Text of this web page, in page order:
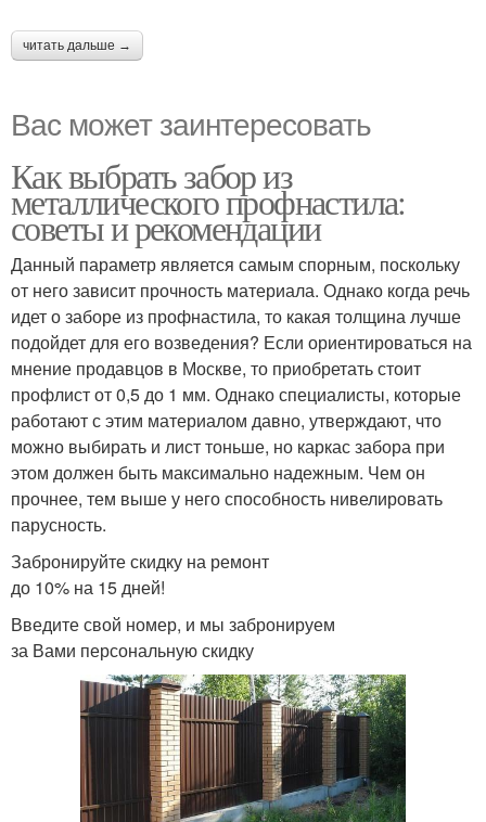
читать дальше →
Вас может заинтересовать
Как выбрать забор из
металлического профнастила:
советы и рекомендации
Данный параметр является самым спорным, поскольку
от него зависит прочность материала. Однако когда речь
идет о заборе из профнастила, то какая толщина лучше
подойдет для его возведения? Если ориентироваться на
мнение продавцов в Москве, то приобретать стоит
профлист от 0,5 до 1 мм. Однако специалисты, которые
работают с этим материалом давно, утверждают, что
можно выбирать и лист тоньше, но каркас забора при
этом должен быть максимально надежным. Чем он
прочнее, тем выше у него способность нивелировать
парусность.
Забронируйте скидку на ремонт
до 10% на 15 дней!
Введите свой номер, и мы забронируем
за Вами персональную скидку